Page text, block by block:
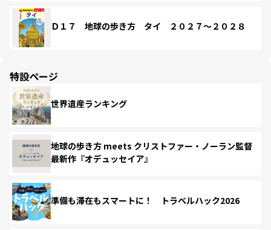
Ｄ１７ 地球の歩き方 タイ ２０２７～２０２８
特設ページ
世界遺産ランキング
地球の歩き方 meets クリストファー・ノーラン監督
最新作『オデュッセイア』
準備も滞在もスマートに！ トラベルハック2026